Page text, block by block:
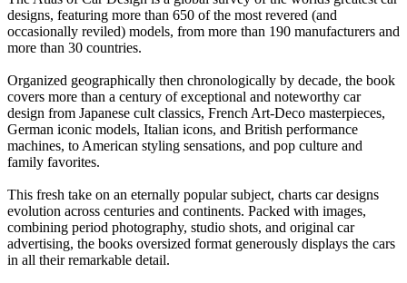
designs, featuring more than 650 of the most revered (and
occasionally reviled) models, from more than 190 manufacturers and
more than 30 countries.
Organized geographically then chronologically by decade, the book
covers more than a century of exceptional and noteworthy car
design from Japanese cult classics, French Art-Deco masterpieces,
German iconic models, Italian icons, and British performance
machines, to American styling sensations, and pop culture and
family favorites.
This fresh take on an eternally popular subject, charts car designs
evolution across centuries and continents. Packed with images,
combining period photography, studio shots, and original car
advertising, the books oversized format generously displays the cars
in all their remarkable detail.